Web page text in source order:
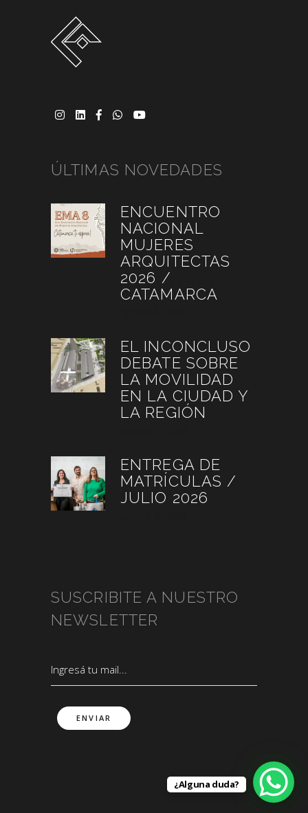
ÚLTIMAS NOVEDADES
ENCUENTRO
NACIONAL
MUJERES
ARQUITECTAS
2026 /
CATAMARCA
EL INCONCLUSO
DEBATE SOBRE
LA MOVILIDAD
EN LA CIUDAD Y
LA REGIÓN
ENTREGA DE
MATRÍCULAS /
JULIO 2026
SUSCRIBITE A NUESTRO
NEWSLETTER
¿Alguna duda?